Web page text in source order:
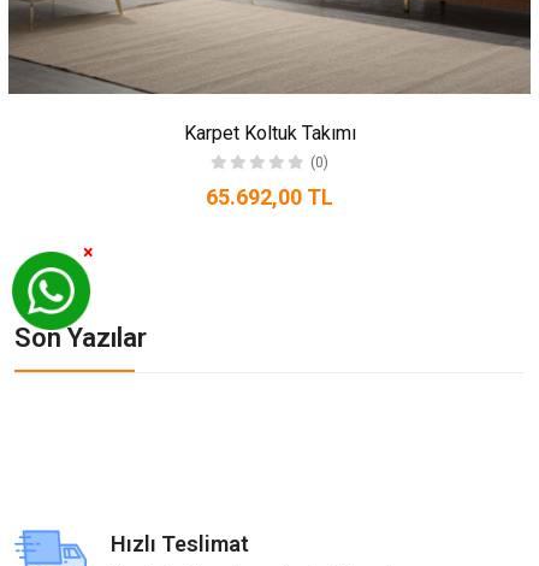
Karpet Koltuk Takımı
(0)
65.692,00 TL
Son Yazılar
Hızlı Teslimat
×